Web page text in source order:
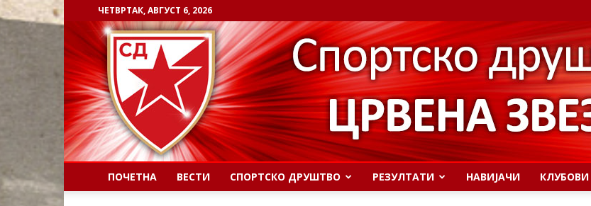
ЧЕТВРТАК, АВГУСТ 6, 2026
ПОЧЕТНА ВЕСТИ СПОРТСКО ДРУШТВО РЕЗУЛТАТИ НАВИЈАЧИ КЛУБОВИ